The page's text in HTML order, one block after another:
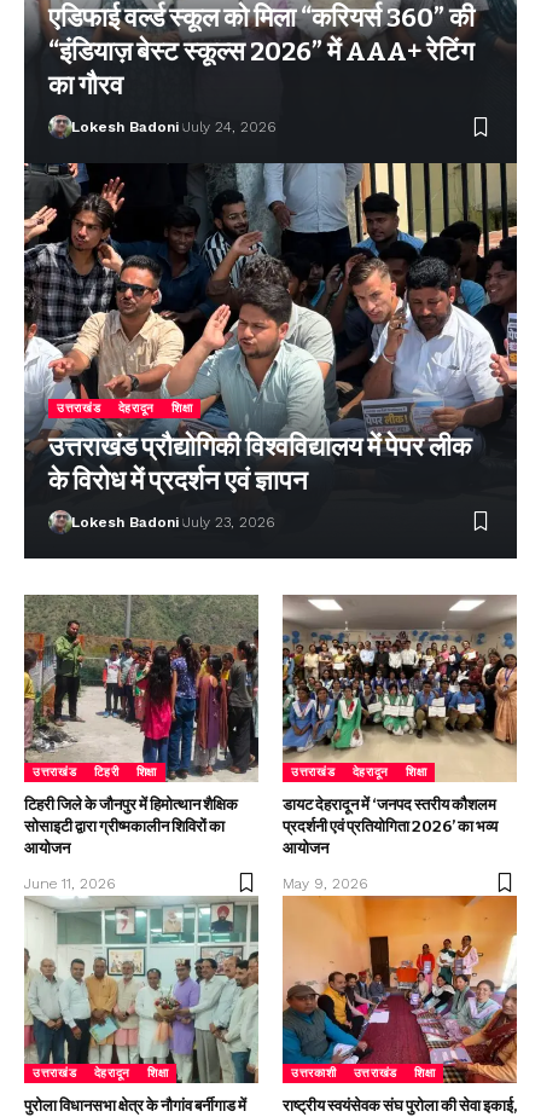
एडिफाई वर्ल्ड स्कूल को मिला “करियर्स 360” की
“इंडियाज़ बेस्ट स्कूल्स 2026” में AAA+ रेटिंग
का गौरव
Lokesh Badoni July 24, 2026
उत्तराखंड देहरादून शिक्षा
उत्तराखंड प्रौद्योगिकी विश्वविद्यालय में पेपर लीक
के विरोध में प्रदर्शन एवं ज्ञापन
Lokesh Badoni July 23, 2026
उत्तराखंड टिहरी शिक्षा
टिहरी जिले के जौनपुर में हिमोत्थान शैक्षिक
सोसाइटी द्वारा ग्रीष्मकालीन शिविरों का
आयोजन
June 11, 2026
उत्तराखंड देहरादून शिक्षा
डायट देहरादून में ‘जनपद स्तरीय कौशलम
प्रदर्शनी एवं प्रतियोगिता 2026’ का भव्य
आयोजन
May 9, 2026
उत्तराखंड देहरादून शिक्षा
पुरोला विधानसभा क्षेत्र के नौगांव बर्नीगाड में
उत्तरकाशी उत्तराखंड शिक्षा
राष्ट्रीय स्वयंसेवक संघ पुरोला की सेवा इकाई,